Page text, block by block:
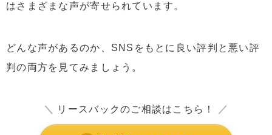
はさまざまな声が寄せられています。
どんな声があるのか、SNSをもとに良い評判と悪い評
判の両方を見てみましょう。
＼ リースバックのご相談はこちら！ ／